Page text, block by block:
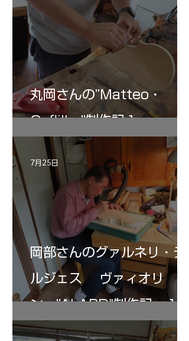
丸岡さんの”Matteo・
Gofliller”制作記１
岡部さんのグァルネリ・デ
ルジェス ヴァィオリ
ン ”ALARD"制作記 １2
7月25日